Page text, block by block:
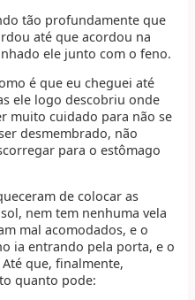
tão profundamente que
até que acordou na
ele junto com o feno.
é que eu cheguei até
ele logo descobriu onde
muito cuidado para não se
desmembrado, não
para o estômago
de colocar as
nem tem nenhuma vela
mal acomodados, e o
ia entrando pela porta, e o
que, finalmente,
quanto pode: